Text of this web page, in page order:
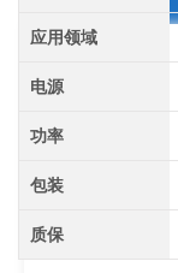
应用领域
电源
功率
包装
质保